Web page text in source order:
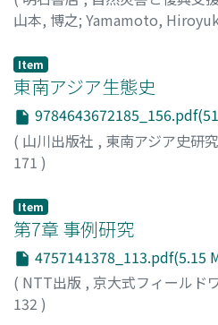
山本, 博之; Yamamoto,
Item
東南アジア生態史
( 山川出版社 , 東南アジア史研
171 )
Item
第7章 事例研究
4757141378_113.pdf(5.15
( NTT出版 , 京大式フィールド
132 )